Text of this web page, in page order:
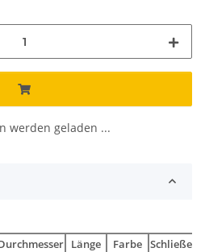
werden geladen ...
Länge
Farbe Schließe